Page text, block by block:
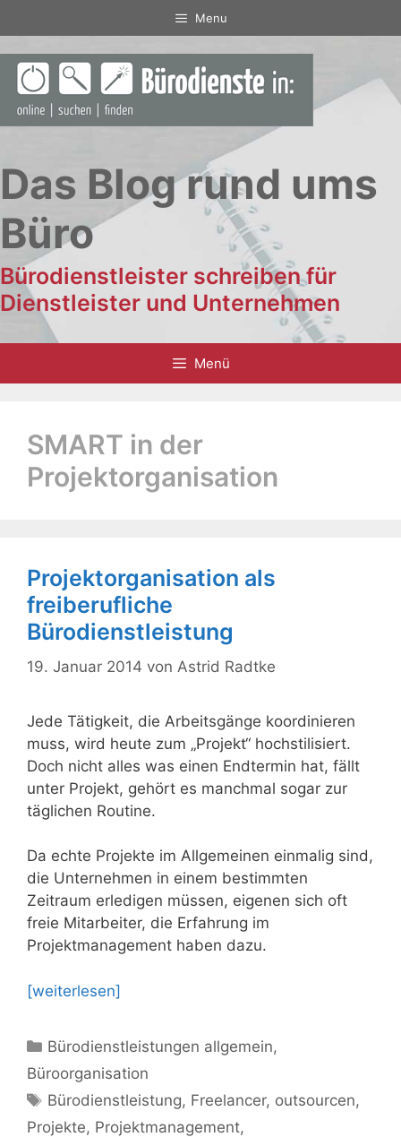
Inhalt
springen
Menu
Das Blog rund ums
Büro
Bürodienstleister schreiben für
Dienstleister und Unternehmen
Menü
SMART in der
Projektorganisation
Projektorganisation als
freiberufliche
Bürodienstleistung
19. Januar 2014 von Astrid Radtke
Jede Tätigkeit, die Arbeitsgänge koordinieren
muss, wird heute zum „Projekt“ hochstilisiert.
Doch nicht alles was einen Endtermin hat, fällt
unter Projekt, gehört es manchmal sogar zur
täglichen Routine.
Da echte Projekte im Allgemeinen einmalig sind,
die Unternehmen in einem bestimmten
Zeitraum erledigen müssen, eigenen sich oft
freie Mitarbeiter, die Erfahrung im
Projektmanagement haben dazu.
[weiterlesen]
Kategorien
Bürodienstleistungen allgemein,
Büroorganisation
Schlagwörter
Bürodienstleistung, Freelancer, outsourcen,
Projekte, Projektmanagement,